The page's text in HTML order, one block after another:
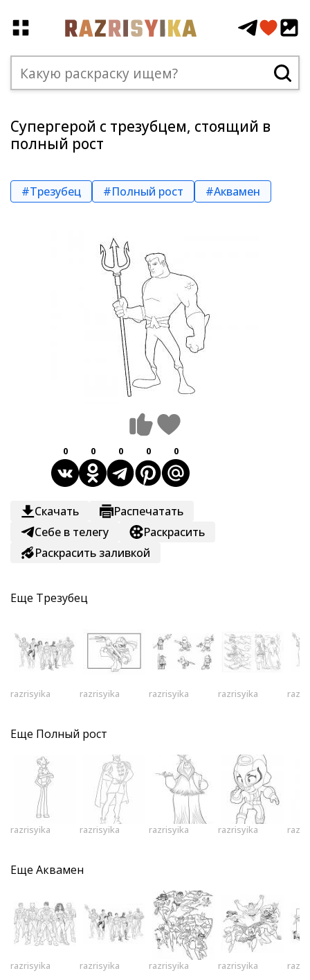
Супергерой с трезубцем, стоящий в
полный рост
#Трезубец #Полный рост #Аквамен
0 0 0 0 0
Скачать
Распечатать
Себе в телегу
Раскрасить
Раскрасить заливкой
Еще Трезубец
razrisyika razrisyika razrisyika razrisyika
Еще Полный рост
razrisyika razrisyika razrisyika razrisyika
Еще Аквамен
razrisyika razrisyika razrisyika razrisyika